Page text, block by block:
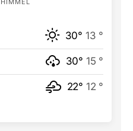
30° 13 °
30° 15 °
22° 12 °